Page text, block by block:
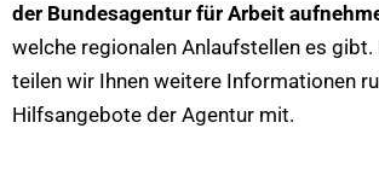
der Bundesagentur für Arbeit
welche regionalen Anlaufstellen es gibt.
teilen wir Ihnen weitere Informationen
Hilfsangebote der Agentur mit.